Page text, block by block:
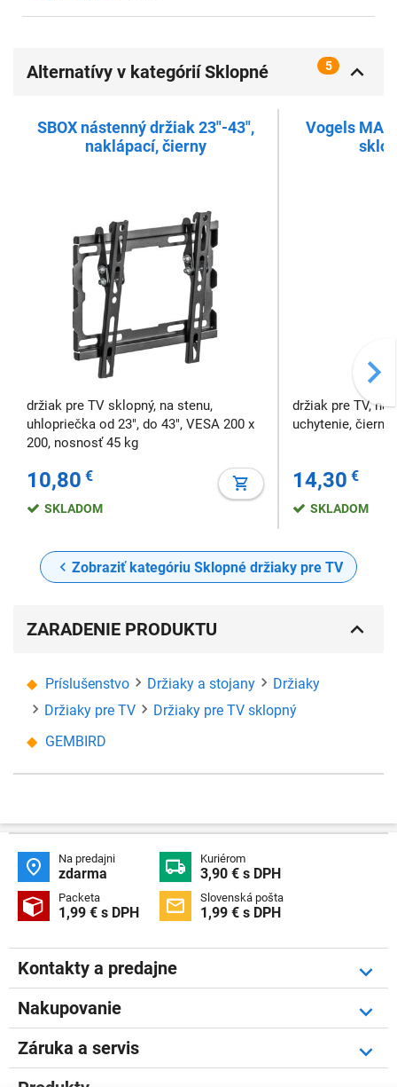
Alternatívy v kategórií Sklopné
5
SBOX nástenný držiak 23"-43",
naklápací, čierny
držiak pre TV sklopný, na stenu,
uhlopriečka od 23", do 43", VESA 200 x
200, nosnosť 45 kg
10,80 €
SKLADOM
Vogels
držiak pre TV, na
uchytenie, čierny
14,30 €
SKLADOM
Zobraziť kategóriu Sklopné držiaky pre TV
ZARADENIE PRODUKTU
Príslušenstvo Držiaky a stojany
Držiaky
Držiaky pre TV
Držiaky pre TV sklopný
GEMBIRD
 Na predajni
zdarma  Kuriérom
3,90 € s DPH
 Packeta
1,99 € s DPH  Slovenská pošta
1,99 € s DPH
Kontakty a predajne
Nakupovanie
Záruka a servis